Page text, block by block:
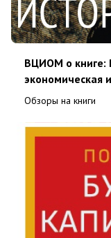
ВЦИОМ о книге:
экономическая
Обзоры на книги